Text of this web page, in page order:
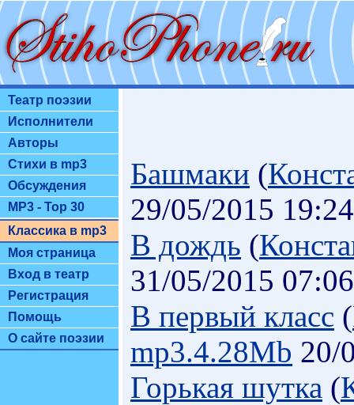
Театр поэзии
Исполнители
Авторы
Стихи в mp3
Обсуждения
MP3 - Top 30
Классика в mp3
Моя страница
Вход в театр
Регистрация
Помощь
О сайте поэзии
Башмаки (
29/05/2015 19:24
В дождь (
31/05/2015 07:06
В первый класс (
mp3.4.28Mb 20/
Горькая шутка (